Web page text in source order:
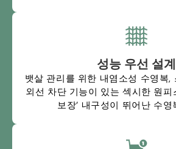
성능 우선 설계
뱃살 관리를 위한 내염소성 수영복,
외선 차단 기능이 있는 섹시한 원피
보장’ 내구성이 뛰어난 수영